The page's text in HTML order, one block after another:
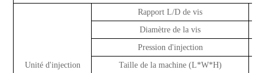
Unité d'injection
Rapport L/D de vis
Diamètre de la vis
Pression d'injection
Taille de la machine (L*W*H)